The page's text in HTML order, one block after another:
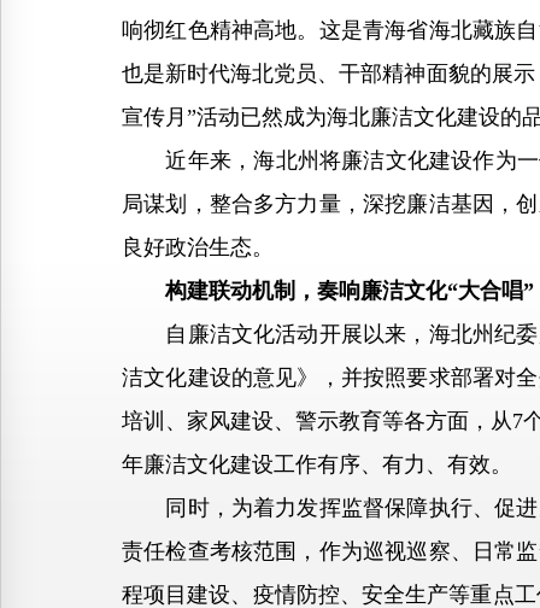
响彻红色精神高地。这是青海省海北藏族
也是新时代海北党员、干部精神面貌的展
宣传月”活动已然成为海北廉洁文化建设的
近年来，海北州将廉洁文化建设作为一
局谋划，整合多方力量，深挖廉洁基因，
良好政治生态。
构建联动机制，奏响廉洁文化“大合唱”
自廉洁文化活动开展以来，海北州纪委
洁文化建设的意见》，并按照要求部署对
培训、家风建设、警示教育等各方面，从7
年廉洁文化建设工作有序、有力、有效。
同时，为着力发挥监督保障执行、促进
责任检查考核范围，作为巡视巡察、日常
程项目建设、疫情防控、安全生产等重点